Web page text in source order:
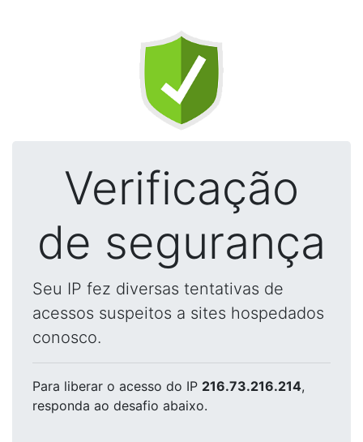
Verificação
de segurança
Seu IP fez diversas tentativas de
acessos suspeitos a sites hospedados
conosco.
Para liberar o acesso do IP 216.73.216.214,
responda ao desafio abaixo.